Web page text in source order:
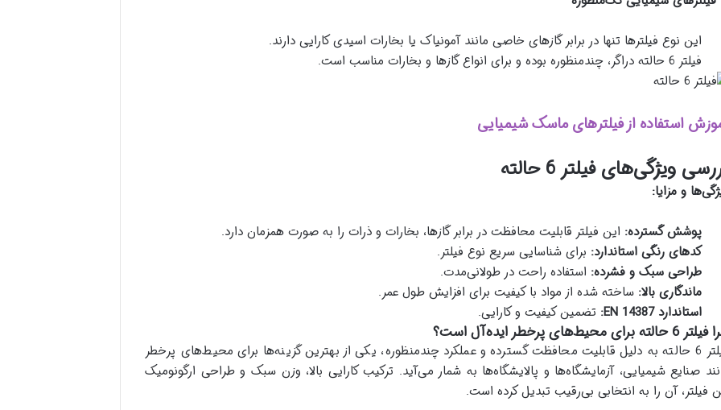
این نوع فیلترها تنها در برابر گازهای خاصی مانند آمونیاک یا بخارات اسیدی کارایی دارند.
فیلتر 6 حالته دراگر، چندمنظوره بوده و برای انواع گازها و بخارات مناسب است.
استفاده از فیلترهای ماسک شیمیایی
ویژگی‌های فیلتر 6 حالته
و مزایا:
پوشش گسترده: این فیلتر قابلیت محافظت در برابر گازها، بخارات و ذرات را به صورت همزمان دارد.
کدهای رنگی استاندارد: برای شناسایی سریع نوع فیلتر.
طراحی سبک و فشرده: استفاده راحت در طولانی‌مدت.
ماندگاری بالا: ساخته شده از مواد با کیفیت برای افزایش طول عمر.
استاندارد EN 14387: تضمین کیفیت و کارایی.
برای محیط‌های پرخطر ایده‌آل است؟
فیلتر 6 حالته به دلیل قابلیت محافظت گسترده و عملکرد چندمنظوره، یکی از بهترین گزینه‌ها برای محیط‌های پرخطر
صنایع شیمیایی، آزمایشگاه‌ها و پالایشگاه‌ها به شمار می‌آید. ترکیب کارایی بالا، وزن سبک و طراحی ارگونومیک
فیلتر، آن را به انتخابی بی‌رقیب تبدیل کرده است.